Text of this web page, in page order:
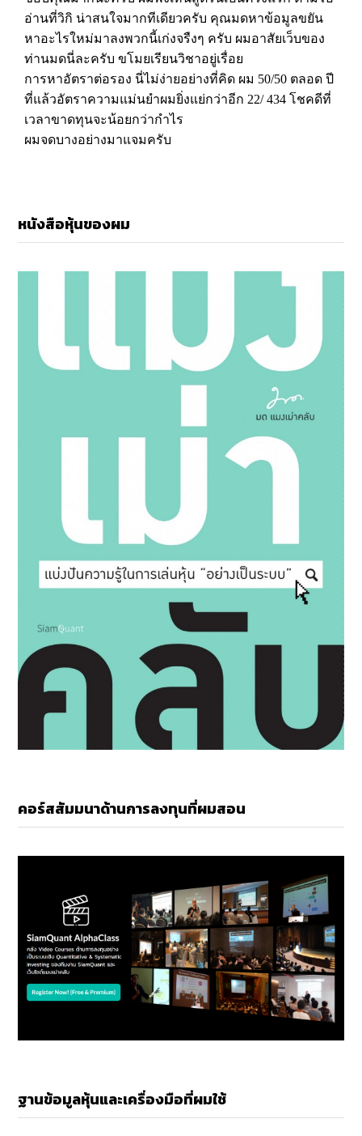
หนังสือหุ้นของผม
คอร์สสัมมนาด้านการลงทุนที่ผมสอน
ฐานข้อมูลหุ้นและเครื่องมือที่ผมใช้